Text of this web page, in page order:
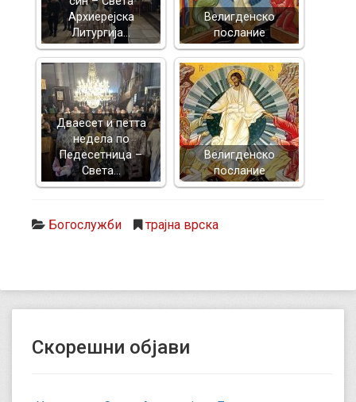
Архиерејска
Литургија…
Велигденско
послание
Дваесет и петта
недела по
Педесетница –
Света…
Велигденско
послание
Богослужби трајна врска
Скорешни објави